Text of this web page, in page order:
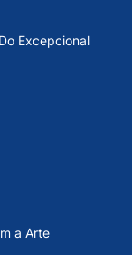
Excepcional
a Arte